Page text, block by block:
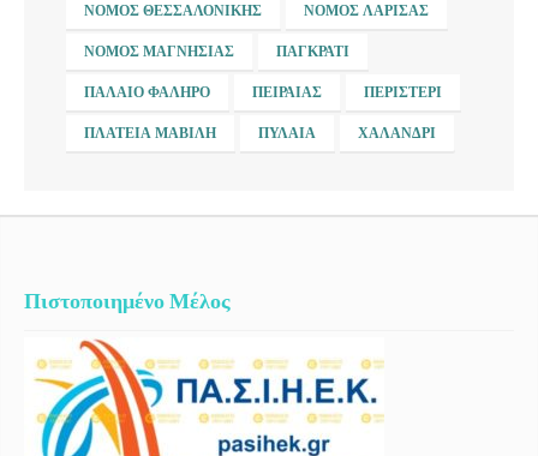
ΝΟΜΌΣ ΘΕΣΣΑΛΟΝΊΚΗΣ ΝΟΜΌΣ ΛΆΡΙΣΑΣ
ΝΟΜΌΣ ΜΑΓΝΗΣΊΑΣ ΠΑΓΚΡΆΤΙ
ΠΑΛΑΙΌ ΦΆΛΗΡΟ ΠΕΙΡΑΙΆΣ ΠΕΡΙΣΤΈΡΙ
ΠΛΑΤΕΊΑ ΜΑΒΊΛΗ ΠΥΛΑΊΑ ΧΑΛΆΝΔΡΙ
Πιστοποιημένο Μέλος